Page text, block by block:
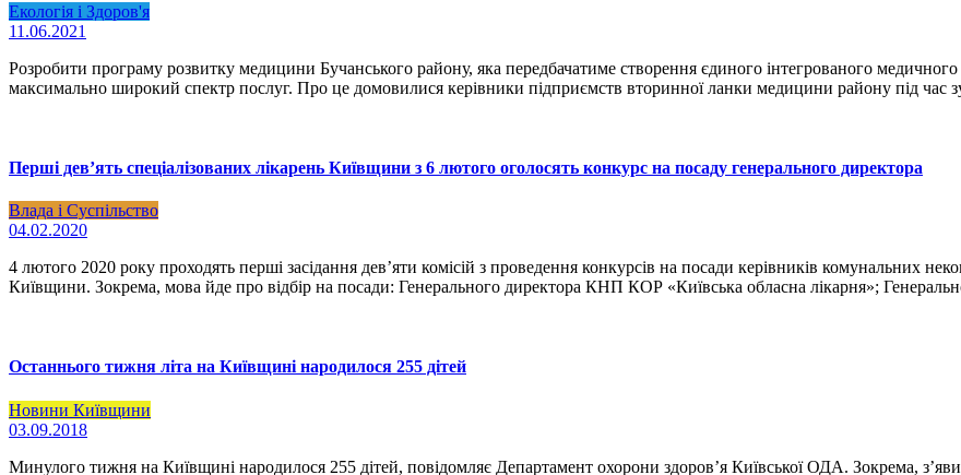
Екологія і Здоров'я
11.06.2021
Розробити програму розвитку медицини Бучанського району, яка передбачатиме створення єдиного інтегрованого
максимально широкий спектр послуг. Про це домовилися керівники підприємств вторинної ланки медицини району під час
Перші дев’ять спеціалізованих лікарень Київщини з 6 лютого оголосять конкурс на посаду генерального директора
Влада і Суспільство
04.02.2020
4 лютого 2020 року проходять перші засідання дев’яти комісій з проведення конкурсів на посади керівників комунальних
Київщини. Зокрема, мова йде про відбір на посади: Генерального директора КНП КОР «Київська обласна лікарня»;
Останнього тижня літа на Київщині народилося 255 дітей
Новини Київщини
03.09.2018
Минулого тижня на Київщині народилося 255 дітей, повідомляє Департамент охорони здоров’я Київської ОДА. Зокрема,